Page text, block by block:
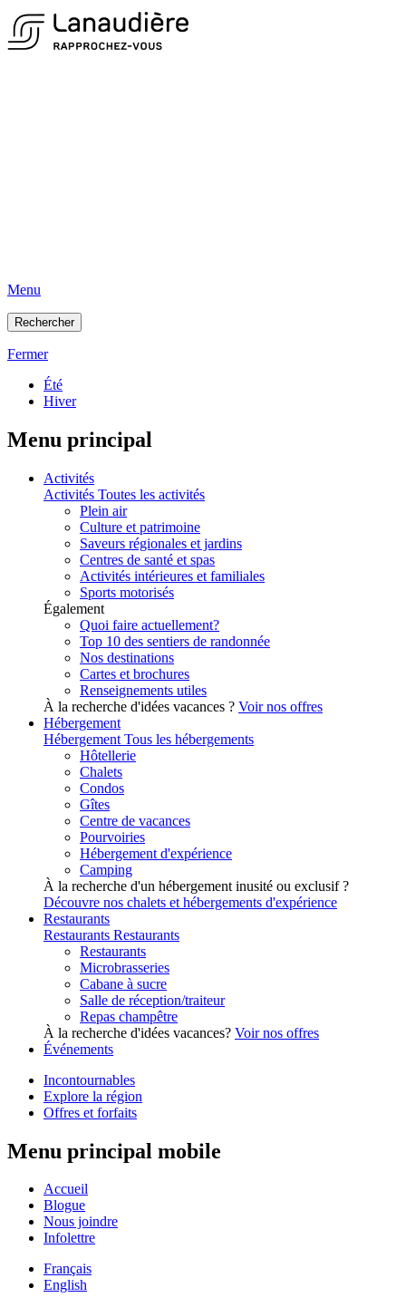
Menu
Rechercher
Fermer
Été
Hiver
Menu principal
Activités
Activités Toutes les activités
Plein air
Culture et patrimoine
Saveurs régionales et jardins
Centres de santé et spas
Activités intérieures et familiales
Sports motorisés
Également
Quoi faire actuellement?
Top 10 des sentiers de randonnée
Nos destinations
Cartes et brochures
Renseignements utiles
À la recherche d'idées vacances ? Voir nos offres
Hébergement
Hébergement Tous les hébergements
Hôtellerie
Chalets
Condos
Gîtes
Centre de vacances
Pourvoiries
Hébergement d'expérience
Camping
À la recherche d'un hébergement inusité ou exclusif ?
Découvre nos chalets et hébergements d'expérience
Restaurants
Restaurants Restaurants
Restaurants
Microbrasseries
Cabane à sucre
Salle de réception/traiteur
Repas champêtre
À la recherche d'idées vacances? Voir nos offres
Événements
Incontournables
Explore la région
Offres et forfaits
Menu principal mobile
Accueil
Blogue
Nous joindre
Infolettre
Français
English